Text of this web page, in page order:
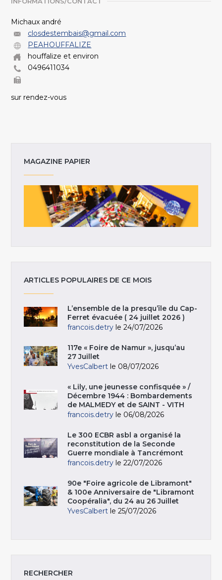
Michaux andré
closdestembais@gmail.com
PEAHOUFFALIZE
houffalize et environ
0496411034
sur rendez-vous
MAGAZINE PAPIER
ARTICLES POPULAIRES DE CE MOIS
L’ensemble de la presqu’île du Cap-
Ferret évacuée ( 24 juillet 2026 )
francois.detry le 24/07/2026
117e « Foire de Namur », jusqu’au
27 Juillet
YvesCalbert le 08/07/2026
« Lily, une jeunesse confisquée » /
Décembre 1944 : Bombardements
de MALMEDY et de SAINT - VITH
francois.detry le 06/08/2026
Le 300 ECBR asbl a organisé la
reconstitution de la Seconde
Guerre mondiale à Tancrémont
francois.detry le 22/07/2026
90e "Foire agricole de Libramont"
& 100e Anniversaire de "Libramont
Coopéralia", du 24 au 26 Juillet
YvesCalbert le 25/07/2026
RECHERCHER